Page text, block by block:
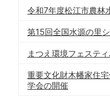
令和7年度松江市農林
第15回全国水源の里
まつえ環境フェステ
重要文化財木幡家住
学会の開催